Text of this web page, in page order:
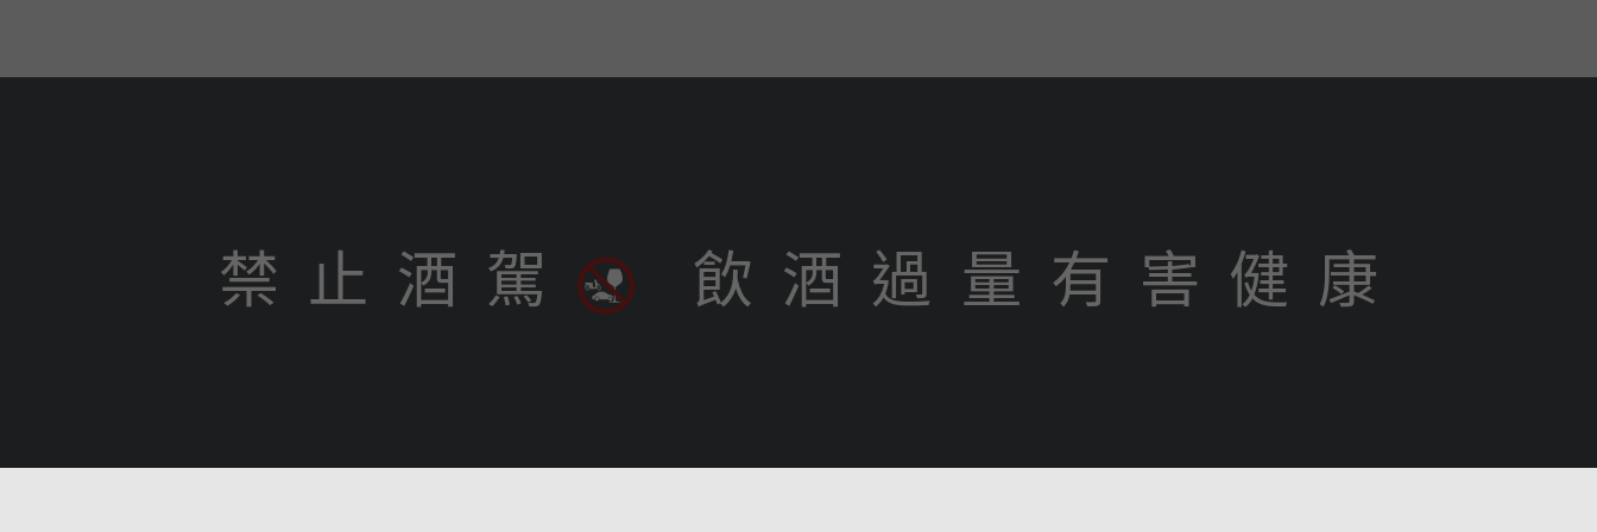
禁 止 酒 駕 飲 酒 過 量 有 害 健 康
No. 35, Shuijiaoshe Rd., South Dist., Tainan City 702023, Taiwan